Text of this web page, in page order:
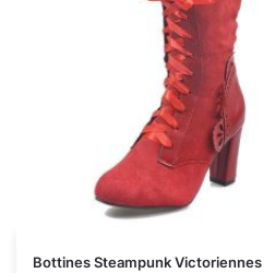
Bottines Steampunk Victoriennes